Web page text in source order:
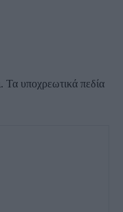
Τα υποχρεωτικά πεδία